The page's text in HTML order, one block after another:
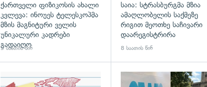
ქართველი ფიზიკოსის ახალი
კვლევა: ინოუეს ტელესკოპმა
მზის მაგნიტური ველის
უნიკალური კადრები
გადაიღო
5 საათის წინ
საია: სტრასბურგმა მზია
ამაღლობელის საქმეზე
რიგით მეოთხე საჩივარი
დაარეგისტრირა
8 საათის წინ